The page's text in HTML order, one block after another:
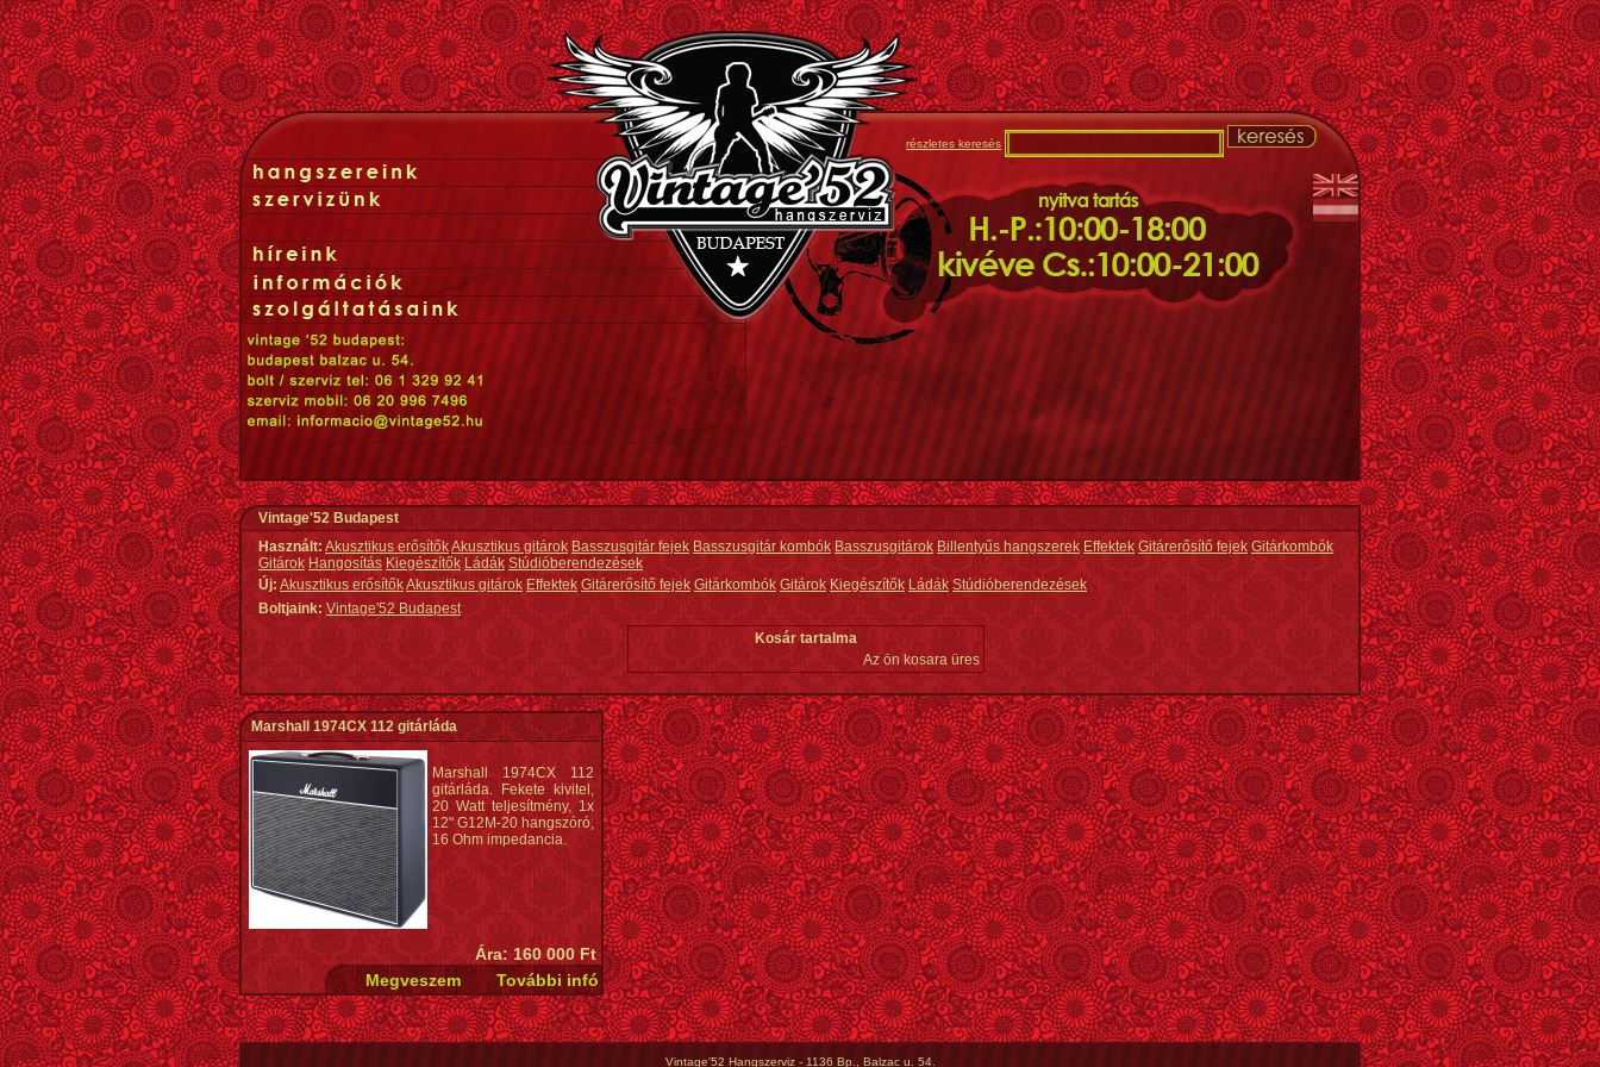
részletes keresés
Vintage'52 Budapest
Használt: Akusztikus erősítőkAkusztikus gitárok Basszusgitár fejek Basszusgitár kombók Basszusgitárok Billentyűs hangszerek Effektek Gitárerősítő fejek Gitárkombók
Gitárok Hangosítás Kiegészítők Ládák Stúdióberendezések
Új:Akusztikus erősítőkAkusztikus gitárok Effektek Gitárerősítő fejek Gitárkombók Gitárok Kiegészítők Ládák Stúdióberendezések
Boltjaink: Vintage'52 Budapest
Kosár tartalma
Az ön kosara üres
Marshall 1974CX 112 gitárláda
Marshall 1974CX 112
gitárláda. Fekete kivitel,
20 Watt teljesítmény, 1x
12" G12M-20 hangszóró,
16 Ohm impedancia.
Ára: 160 000 Ft
Vintage'52 Hangszerviz - 1136 Bp., Balzac u. 54.